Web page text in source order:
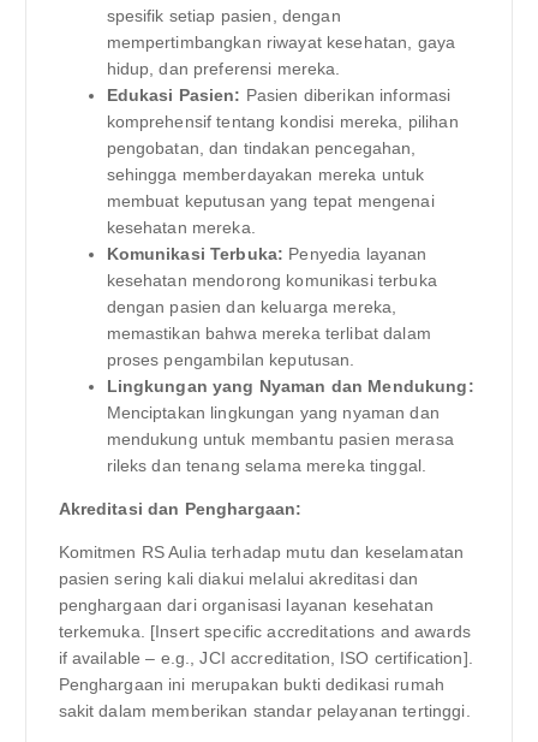
spesifik setiap pasien, dengan
mempertimbangkan riwayat kesehatan, gaya
hidup, dan preferensi mereka.
Edukasi Pasien: Pasien diberikan informasi
komprehensif tentang kondisi mereka, pilihan
pengobatan, dan tindakan pencegahan,
sehingga memberdayakan mereka untuk
membuat keputusan yang tepat mengenai
kesehatan mereka.
Komunikasi Terbuka: Penyedia layanan
kesehatan mendorong komunikasi terbuka
dengan pasien dan keluarga mereka,
memastikan bahwa mereka terlibat dalam
proses pengambilan keputusan.
Lingkungan yang Nyaman dan Mendukung:
Menciptakan lingkungan yang nyaman dan
mendukung untuk membantu pasien merasa
rileks dan tenang selama mereka tinggal.
Akreditasi dan Penghargaan:
Komitmen RS Aulia terhadap mutu dan keselamatan
pasien sering kali diakui melalui akreditasi dan
penghargaan dari organisasi layanan kesehatan
terkemuka. [Insert specific accreditations and awards
if available – e.g., JCI accreditation, ISO certification].
Penghargaan ini merupakan bukti dedikasi rumah
sakit dalam memberikan standar pelayanan tertinggi.